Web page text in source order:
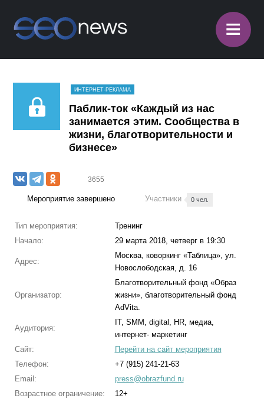
≡
ИНТЕРНЕТ-РЕКЛАМА
Паблик-ток «Каждый из нас
занимается этим. Сообщества в
жизни, благотворительности и
бизнесе»
3655
Мероприятие завершено Участники 0 чел.
Тип мероприятия:
Тренинг
Начало:
29 марта 2018, четверг в 19:30
Адрес:
Москва, коворкинг «Таблица», ул.
Новослободская, д. 16
Организатор:
Благотворительный фонд «Образ
жизни», благотворительный фонд
AdVita.
Аудитория:
IT, SMM, digital, HR, медиа,
интернет- маркетинг
Сайт:
Перейти на сайт мероприятия
Телефон:
+7 (915) 241-21-63
Email:
press@obrazfund.ru
Возрастное ограничение:
12+